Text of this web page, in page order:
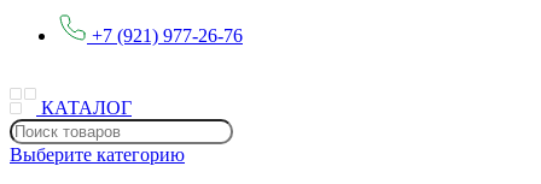
+7 (921) 977-26-76
КАТАЛОГ
Выберите категорию